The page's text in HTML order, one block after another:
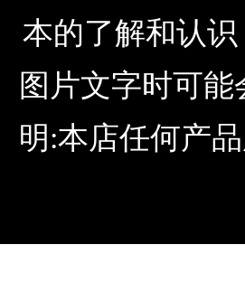
本的了解和认
图片文字时可
明:本店任何产